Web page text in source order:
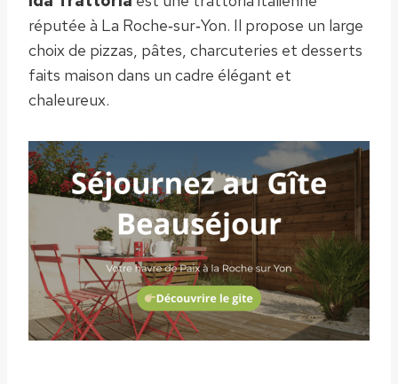
réputée à La Roche‑sur‑Yon. Il propose un large
choix de pizzas, pâtes, charcuteries et desserts
faits maison dans un cadre élégant et
chaleureux.